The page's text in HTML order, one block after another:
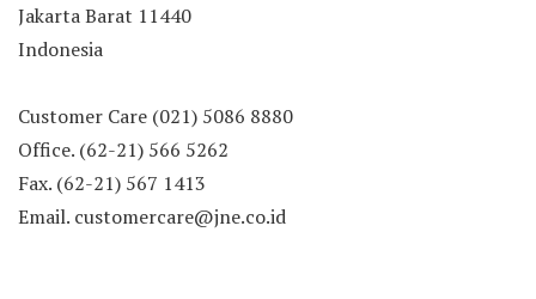
Jakarta Barat 11440
Indonesia
Customer Care (021) 5086 8880
Office. (62-21) 566 5262
Fax. (62-21) 567 1413
Email. customercare@jne.co.id